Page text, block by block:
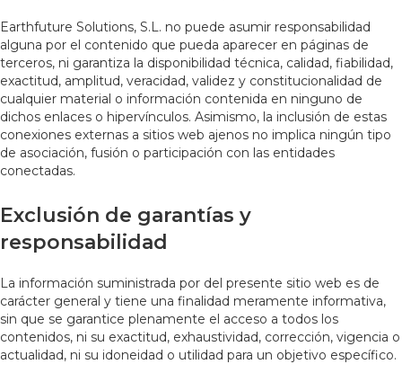
Earthfuture Solutions, S.L. no puede asumir responsabilidad
alguna por el contenido que pueda aparecer en páginas de
terceros, ni garantiza la disponibilidad técnica, calidad, fiabilidad,
exactitud, amplitud, veracidad, validez y constitucionalidad de
cualquier material o información contenida en ninguno de
dichos enlaces o hipervínculos. Asimismo, la inclusión de estas
conexiones externas a sitios web ajenos no implica ningún tipo
de asociación, fusión o participación con las entidades
conectadas.
Exclusión de garantías y
responsabilidad
La información suministrada por del presente sitio web es de
carácter general y tiene una finalidad meramente informativa,
sin que se garantice plenamente el acceso a todos los
contenidos, ni su exactitud, exhaustividad, corrección, vigencia o
actualidad, ni su idoneidad o utilidad para un objetivo específico.